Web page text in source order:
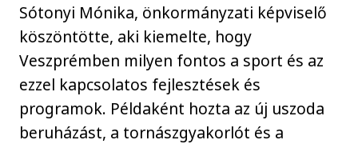
Sótonyi Mónika, önkormányzati képviselő
köszöntötte, aki kiemelte, hogy
Veszprémben milyen fontos a sport és az
ezzel kapcsolatos fejlesztések és
programok. Példaként hozta az új uszoda
beruházást, a tornászgyakorlót és a